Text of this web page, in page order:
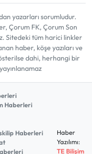
yazarları sorumludur.
Çorum FK, Çorum Son
Sitedeki tüm harici linkler
haber, köşe yazıları ve
dahi, herhangi bir
Haberleri
Haberleri
Haber
Yazılımı:
TE Bilişim